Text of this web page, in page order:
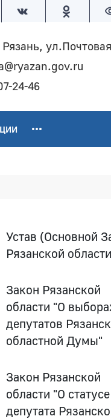
Рязань,
24-46
Устав (Основной
Рязанской области
Закон Рязанской
области "О
депутатов
областной Думы"
Закон Рязанской
области "О статусе
депутата